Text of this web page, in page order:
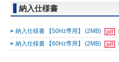
納入仕様書
納入仕様書 【50Hz専用】 (2MB)
納入仕様書 【60Hz専用】 (2MB)